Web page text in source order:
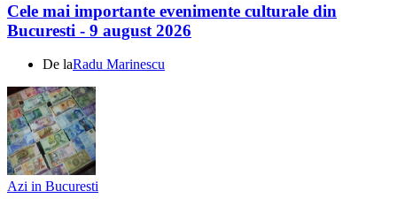
Cele mai importante evenimente culturale din
Bucuresti - 9 august 2026
De laRadu Marinescu
Azi in Bucuresti